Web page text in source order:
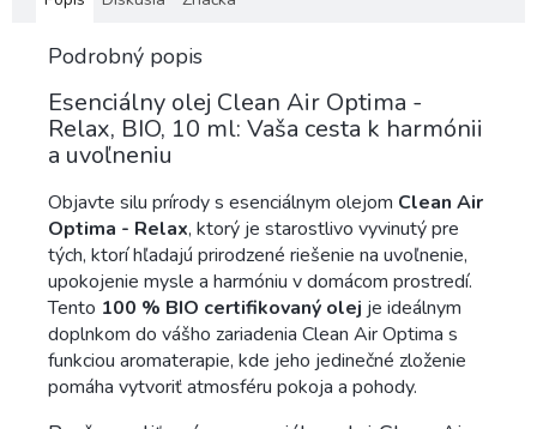
Podrobný popis
Esenciálny olej Clean Air Optima -
Relax, BIO, 10 ml: Vaša cesta k harmónii
a uvoľneniu
Objavte silu prírody s esenciálnym olejom Clean Air
Optima - Relax, ktorý je starostlivo vyvinutý pre
tých, ktorí hľadajú prirodzené riešenie na uvoľnenie,
upokojenie mysle a harmóniu v domácom prostredí.
Tento 100 % BIO certifikovaný olej je ideálnym
doplnkom do vášho zariadenia Clean Air Optima s
funkciou aromaterapie, kde jeho jedinečné zloženie
pomáha vytvoriť atmosféru pokoja a pohody.